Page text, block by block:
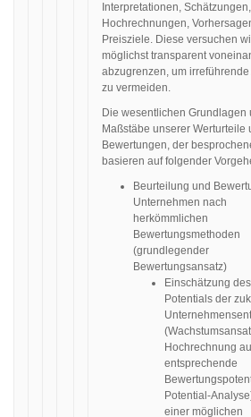
Interpretationen, Schätzungen,
Hochrechnungen,
Preisziele. Diese versuchen
möglichst transparent
abzugrenzen, um irreführende
zu vermeiden.
Die wesentlichen Grundlagen
Maßstäbe unserer Werturteile
Bewertungen, der
basieren auf folgender
Beurteilung und
Unternehmen nach
herkömmlichen
Bewertungsmethoden
(grundlegender
Bewertungsansatz)
Einschätzung des
Potentials der
Hochrechnung
entsprechende
Potential-
einer möglichen